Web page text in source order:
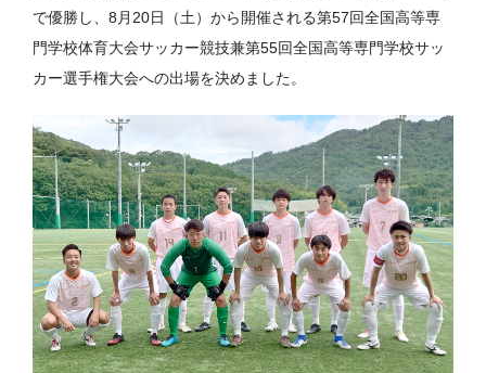
で優勝し、8月20日（土）から開催される第57回全国高等専
門学校体育大会サッカー競技兼第55回全国高等専門学校サッ
カー選手権大会への出場を決めました。